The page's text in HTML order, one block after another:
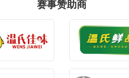
赛事赞助商